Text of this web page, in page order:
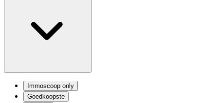
Immoscoop only
Goedkoopste